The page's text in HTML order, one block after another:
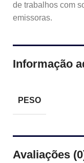
de trabalhos com
emissoras.
Informação
PESO
Avaliações